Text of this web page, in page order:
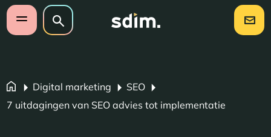
Navigatie overslaan
Open mobiel menu
Zoeken op website
Zoeken
Digital marketing
SEO
7 uitdagingen van SEO advies tot implementatie